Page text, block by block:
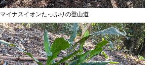
マイナスイオンたっぷりの登山道